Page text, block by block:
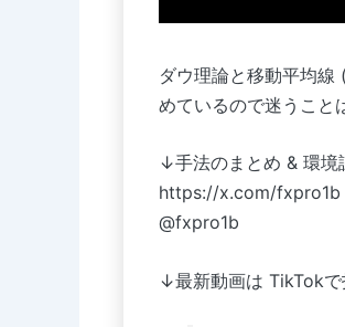
ダウ理論と移動平均
めているので迷うこと
↓手法のまとめ & 環
https://x.com/fxpro1b
@fxpro1b
↓最新動画は TikTokで